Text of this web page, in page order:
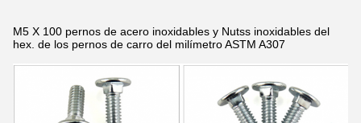
M5 X 100 pernos de acero inoxidables y Nutss inoxidables del
hex. de los pernos de carro del milímetro ASTM A307